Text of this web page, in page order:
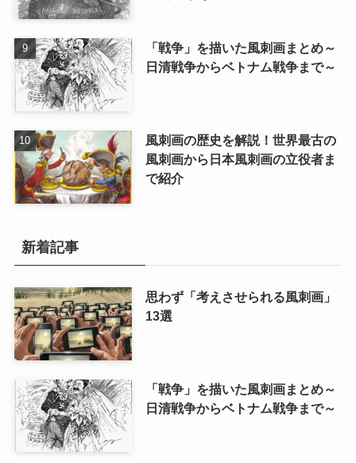
「戦争」を描いた風刺画まとめ～
日清戦争からベトナム戦争まで～
風刺画の歴史を解説！世界最古の
風刺画から日本風刺画の立役者ま
で紹介
新着記事
思わず「考えさせられる風刺画」
13選
「戦争」を描いた風刺画まとめ～
日清戦争からベトナム戦争まで～